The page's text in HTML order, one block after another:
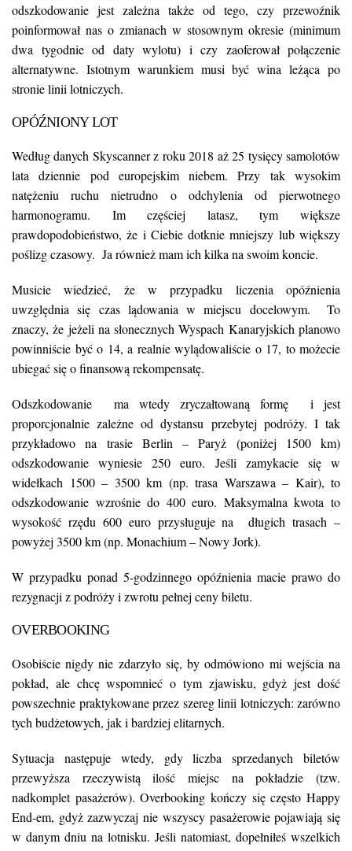
odszkodowanie jest zależna także od tego, czy przewoźnik
poinformował nas o zmianach w stosownym okresie (minimum
dwa tygodnie od daty wylotu) i czy zaoferował połączenie
alternatywne. Istotnym warunkiem musi być wina leżąca po
stronie linii lotniczych.
OPÓŹNIONY LOT
Według danych Skyscanner z roku 2018 aż 25 tysięcy samolotów
lata dziennie pod europejskim niebem. Przy tak wysokim
natężeniu ruchu nietrudno o odchylenia od pierwotnego
harmonogramu. Im częściej latasz, tym większe
prawdopodobieństwo, że i Ciebie dotknie mniejszy lub większy
poślizg czasowy. Ja również mam ich kilka na swoim koncie.
Musicie wiedzieć, że w przypadku liczenia opóźnienia
uwzględnia się czas lądowania w miejscu docelowym. To
znaczy, że jeżeli na słonecznych Wyspach Kanaryjskich planowo
powinniście być o 14, a realnie wylądowaliście o 17, to możecie
ubiegać się o finansową rekompensatę.
Odszkodowanie ma wtedy zryczałtowaną formę i jest
proporcjonalnie zależne od dystansu przebytej podróży. I tak
przykładowo na trasie Berlin – Paryż (poniżej 1500 km)
odszkodowanie wyniesie 250 euro. Jeśli zamykacie się w
widełkach 1500 – 3500 km (np. trasa Warszawa – Kair), to
odszkodowanie wzrośnie do 400 euro. Maksymalna kwota to
wysokość rzędu 600 euro przysługuje na długich trasach –
powyżej 3500 km (np. Monachium – Nowy Jork).
W przypadku ponad 5-godzinnego opóźnienia macie prawo do
rezygnacji z podróży i zwrotu pełnej ceny biletu.
OVERBOOKING
Osobiście nigdy nie zdarzyło się, by odmówiono mi wejścia na
pokład, ale chcę wspomnieć o tym zjawisku, gdyż jest dość
powszechnie praktykowane przez szereg linii lotniczych: zarówno
tych budżetowych, jak i bardziej elitarnych.
Sytuacja następuje wtedy, gdy liczba sprzedanych biletów
przewyższa rzeczywistą ilość miejsc na pokładzie (tzw.
nadkomplet pasażerów). Overbooking kończy się często Happy
End-em, gdyż zazwyczaj nie wszyscy pasażerowie pojawiają się
w danym dniu na lotnisku. Jeśli natomiast, dopełniłeś wszelkich